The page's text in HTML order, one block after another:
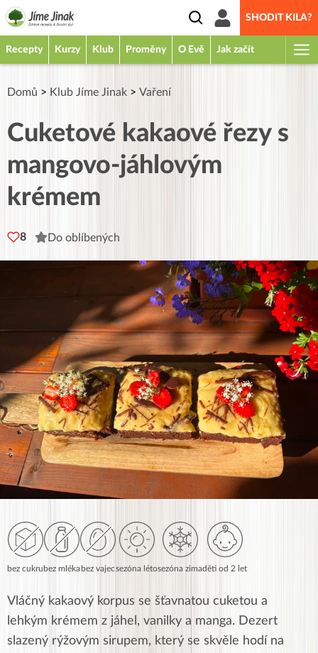
SHODIT KILA?
Recepty Kurzy Klub Proměny O Evě Jak začít
Domů > Klub Jíme Jinak > Vaření
Cuketové kakaové řezy s
mangovo-jáhlovým
krémem
8 Do oblíbených
bez cukrubez mlékabez vajecsezóna létosezóna zimaděti od 2 let
Vláčný kakaový korpus se šťavnatou cuketou a
lehkým krémem z jáhel, vanilky a manga. Dezert
slazený rýžovým sirupem, který se skvěle hodí na